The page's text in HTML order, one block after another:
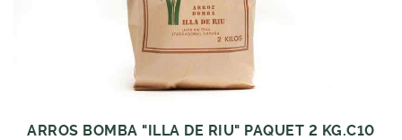
ARROS BOMBA "ILLA DE RIU" PAQUET 2 KG.C10